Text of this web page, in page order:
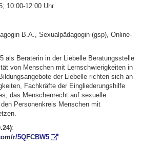
10:00-12:00 Uhr
B.A., Sexualpädagogin (gsp), Online-
als Beraterin in der Liebelle Beratungsstelle
von Menschen mit Lernschwierigkeiten in
der Liebelle richten sich an
Fachkräfte der Eingliederungshilfe
das Menschenrecht auf sexuelle
Personenkreis Menschen mit
:
r/5QFCBW5